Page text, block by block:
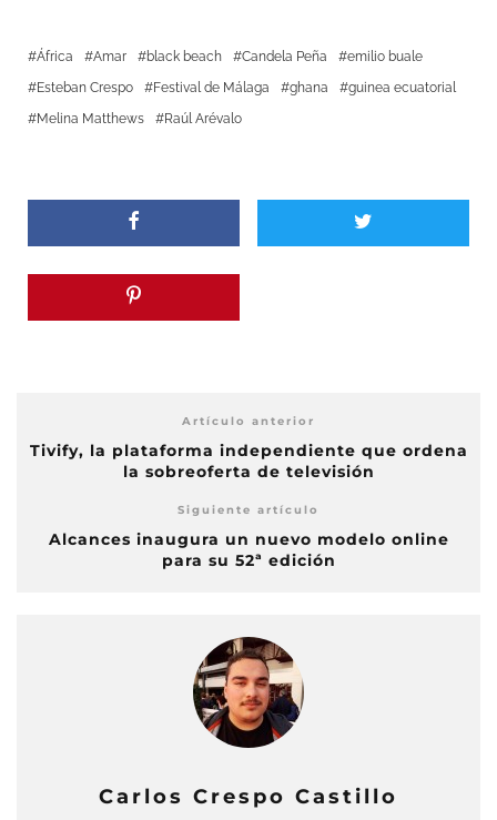
África Amar black beach Candela Peña
emilio buale
Esteban Crespo
Festival de Málaga ghana
guinea ecuatorial
Melina Matthews
Raúl Arévalo
Artículo anterior
Tivify, la plataforma independiente que ordena
la sobreoferta de televisión
Siguiente artículo
Alcances inaugura un nuevo modelo online
para su 52ª edición
Carlos Crespo Castillo